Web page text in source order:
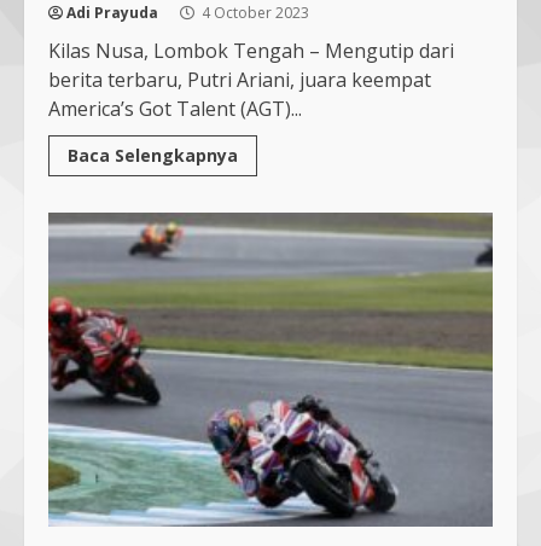
Adi Prayuda 4 October 2023
Kilas Nusa, Lombok Tengah – Mengutip dari
berita terbaru, Putri Ariani, juara keempat
America’s Got Talent (AGT)...
Baca Selengkapnya
3
Bukan Sekadar Bersih-Bersih, KKN
UMMAT dan Warga Sesela Perkuat
Ketangguhan Desa dari Risiko
Bencana
18 July 2026
4
Segini Harga Resmi iPhone 15 di
Indonesia
5
Lombok Barat Bangun Generasi
Tangguh melalui Edukasi dan
Simulasi Mitigasi Bencana
4 August 2026